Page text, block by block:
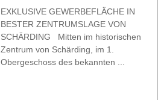
EXKLUSIVE GEWERBEFLÄCHE IN
BESTER ZENTRUMSLAGE VON
SCHÄRDING Mitten im historischen
Zentrum von Schärding, im 1.
Obergeschoss des bekannten ...